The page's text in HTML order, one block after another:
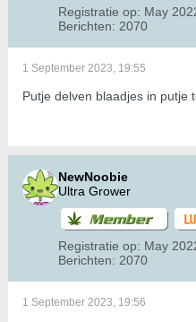
Registratie op: May
Berichten: 2070
1 September 2023, 19:55
Putje delven blaadjes in putje
NewNoobie
Ultra Grower
Registratie op: May
Berichten: 2070
1 September 2023, 19:56